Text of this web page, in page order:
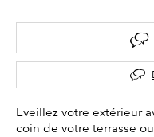
Eveillez votre extérieur
coin de votre terrasse